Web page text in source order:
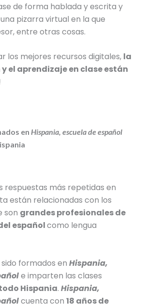
de forma hablada y escrita y
pizarra virtual en la que
entre otras cosas.
los mejores recursos digitales, la
el aprendizaje en clase están
en Hispania, escuela de español
respuestas más repetidas en
están relacionadas con los
son grandes profesionales de
españolcomo lengua
formados en Hispania,
e imparten las clases
Hispania. Hispania,
cuenta con 18 años de